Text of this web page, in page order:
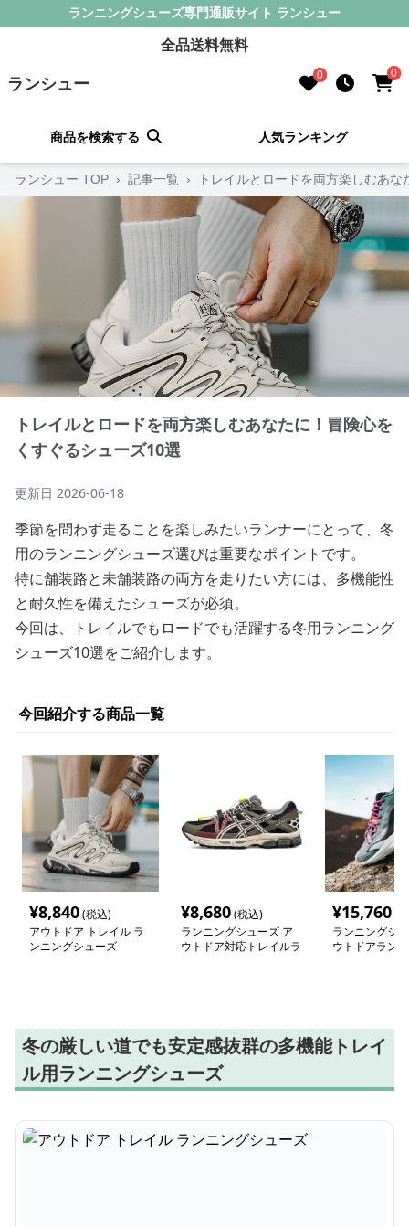
ランニングシューズ専門通販サイト ランシュー
全品送料無料
ランシュー 0 0
商品を検索する 人気ランキング
ランシュー TOP › 記事一覧 › トレイルとロードを両方楽しむあ
トレイルとロードを両方楽しむあなたに！冒険心を
くすぐるシューズ10選
更新日 2026-06-18
季節を問わず走ることを楽しみたいランナーにとって、冬
用のランニングシューズ選びは重要なポイントです。
特に舗装路と未舗装路の両方を走りたい方には、多機能性
と耐久性を備えたシューズが必須。
今回は、トレイルでもロードでも活躍する冬用ランニング
シューズ10選をご紹介します。
今回紹介する商品一覧
¥8,840(税込)
アウトドア トレイル ラ
ンニングシューズ
¥8,680(税込)
ランニングシューズ ア
ウトドア対応トレイルラ
¥15,760
ランニングシ
ウトドアラン
冬の厳しい道でも安定感抜群の多機能トレイ
ル用ランニングシューズ